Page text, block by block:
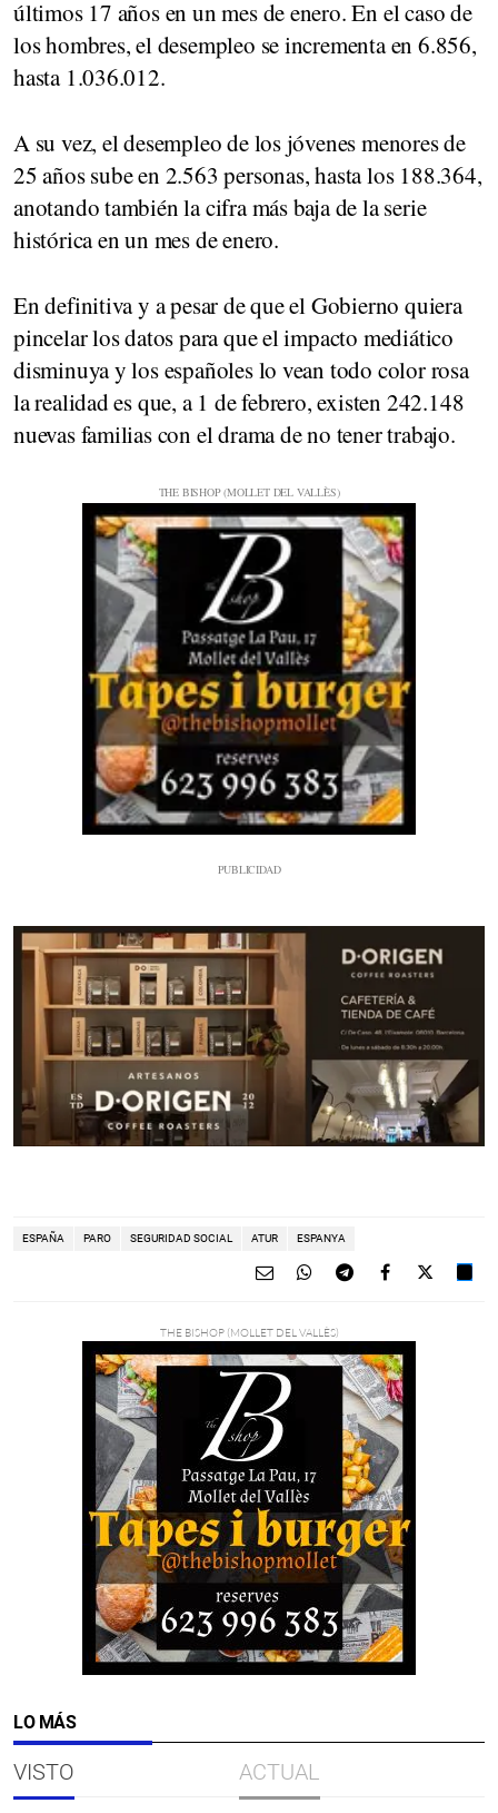
últimos 17 años en un mes de enero. En el caso de
los hombres, el desempleo se incrementa en 6.856,
hasta 1.036.012.
A su vez, el desempleo de los jóvenes menores de
25 años sube en 2.563 personas, hasta los 188.364,
anotando también la cifra más baja de la serie
histórica en un mes de enero.
En definitiva y a pesar de que el Gobierno quiera
pincelar los datos para que el impacto mediático
disminuya y los españoles lo vean todo color rosa
la realidad es que, a 1 de febrero, existen 242.148
nuevas familias con el drama de no tener trabajo.
ESPAÑA PARO SEGURIDAD SOCIAL ATUR ESPANYA
LO MÁS
VISTO ACTUAL